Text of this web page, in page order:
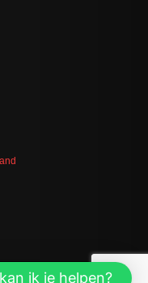
Natuursteen .
ik je helpen?